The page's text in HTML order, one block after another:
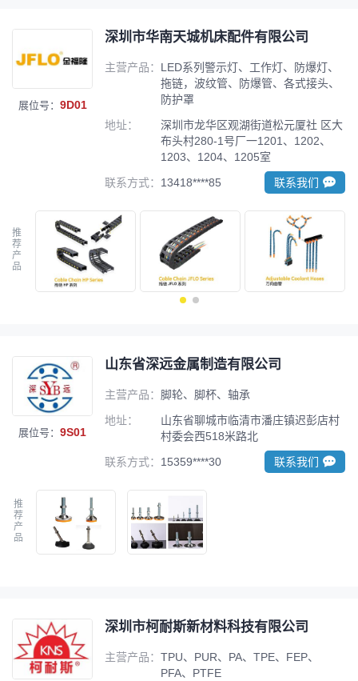
展位号： 9D01
深圳市华南天城机床配件有限公司
主营产品： LED系列警示灯、工作灯、防爆灯、
拖链，波纹管、防爆管、各式接头、
防护罩
地址：
深圳市龙华区观湖街道松元厦社 区大
布头村280-1号厂一1201、1202、
1203、1204、1205室
联系方式： 13418****85 联系我们
推
荐
产
品
展位号：9S01
山东省深远金属制造有限公司
主营产品： 脚轮、脚杯、轴承
地址：
山东省聊城市临清市潘庄镇迟彭店村
村委会西518米路北
联系方式： 15359****30 联系我们
推
荐
产
品
深圳市柯耐斯新材料科技有限公司
主营产品：TPU、PUR、PA、TPE、FEP、
PFA、PTFE